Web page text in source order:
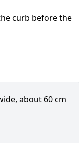
curb before the
about 60 cm